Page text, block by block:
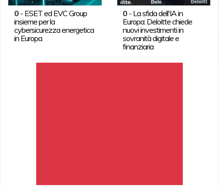
0- ESET ed EVC Group
insieme per la
cybersicurezza energetica
in Europa
0 - La sfida dell'IA in
Europa: Deloitte chiede
nuovi investimenti in
sovranità digitale e
finanziaria